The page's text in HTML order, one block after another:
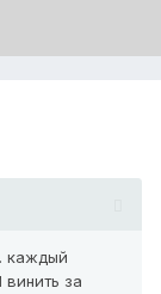
каждый
винить за